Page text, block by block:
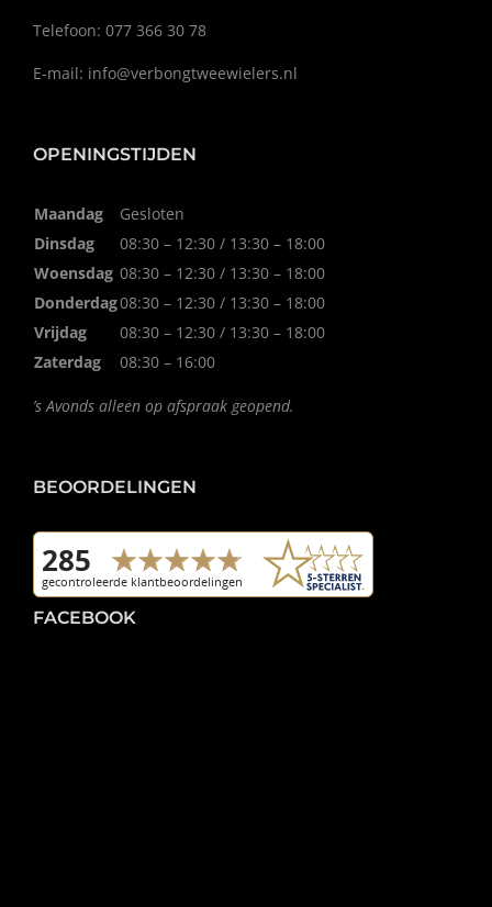
Telefoon: 077 366 30 78
E-mail: info@verbongtweewielers.nl
OPENINGSTIJDEN
Maandag
Gesloten
Dinsdag
08:30 – 12:30 / 13:30 – 18:00
Woensdag 08:30 – 12:30 / 13:30 – 18:00
Donderdag08:30 – 12:30 / 13:30 – 18:00
Vrijdag
08:30 – 12:30 / 13:30 – 18:00
Zaterdag
08:30 – 16:00
’s Avonds alleen op afspraak geopend.
BEOORDELINGEN
FACEBOOK